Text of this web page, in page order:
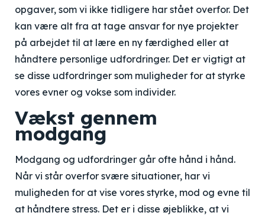
opgaver, som vi ikke tidligere har stået overfor. Det
kan være alt fra at tage ansvar for nye projekter
på arbejdet til at lære en ny færdighed eller at
håndtere personlige udfordringer. Det er vigtigt at
se disse udfordringer som muligheder for at styrke
vores evner og vokse som individer.
Vækst gennem
modgang
Modgang og udfordringer går ofte hånd i hånd.
Når vi står overfor svære situationer, har vi
muligheden for at vise vores styrke, mod og evne til
at håndtere stress. Det er i disse øjeblikke, at vi